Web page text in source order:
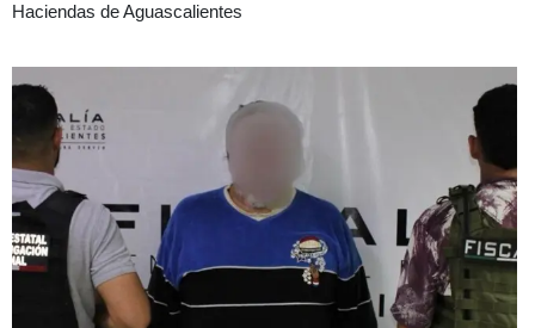
Haciendas de Aguascalientes